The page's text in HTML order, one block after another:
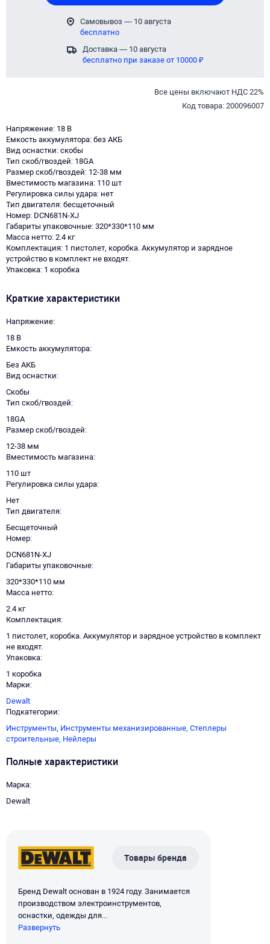
Самовывоз — 10 августа
бесплатно
Доставка — 10 августа
бесплатно при заказе от 10000 ₽
Все цены включают НДС 22%
Код товара: 200096007
Напряжение: 18 В
Емкость аккумулятора: без АКБ
Вид оснастки: скобы
Тип скоб/гвоздей: 18GA
Размер скоб/гвоздей: 12-38 мм
Вместимость магазина: 110 шт
Регулировка силы удара: нет
Тип двигателя: бесщеточный
Номер: DCN681N-XJ
Габариты упаковочные: 320*330*110 мм
Масса нетто: 2.4 кг
Комплектация: 1 пистолет, коробка. Аккумулятор и зарядное
устройство в комплект не входят.
Упаковка: 1 коробка
Краткие характеристики
Напряжение
18 В
Емкость аккумулятора
Без АКБ
Вид оснастки
Скобы
Тип скоб/гвоздей
18GA
Размер скоб/гвоздей
12-38 мм
Вместимость магазина
110 шт
Регулировка силы удара
Нет
Тип двигателя
Бесщеточный
Номер
DCN681N-XJ
Габариты упаковочные
320*330*110 мм
Масса нетто
2.4 кг
Комплектация
1 пистолет, коробка. Аккумулятор и зарядное устройство в комплект
не входят.
Упаковка
1 коробка
Марки
Dewalt
Подкатегории
Инструменты, Инструменты механизированные, Степлеры
строительные, Нейлеры
Полные характеристики
Марка
Dewalt
Товары бренда
Бренд Dewalt основан в 1924 году. Занимается
производством электроинструментов,
оснастки, одежды для...
Развернуть